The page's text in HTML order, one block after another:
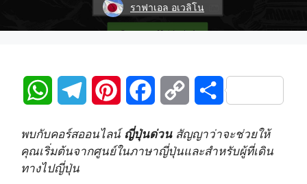
ราฟาเอล อเวลิโน
W
a
t
l n c p
S
a
พบกับคอร์สออนไลน์ ญี่ปุ่นด่วนสัญญาว่าจะช่วยให้
คุณเริ่มต้นจากศูนย์ในภาษาญี่ปุ่นและสำหรับผู้ที่เดิน
ทางไปญี่ปุ่น